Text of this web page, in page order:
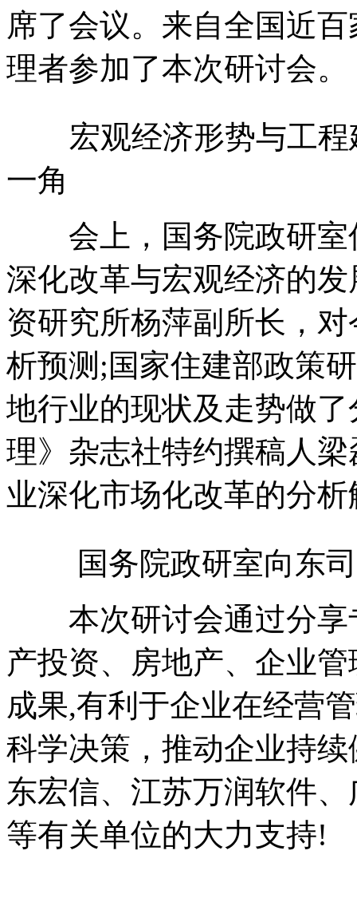
席了会议。来自全国近
理者参加了本次研讨会。
宏观经济形势与工程
一角
会上，国务院政研室
深化改革与宏观经济的
资研究所杨萍副所长，
析预测;国家住建部政策
地行业的现状及走势做
理》杂志社特约撰稿人
业深化市场化改革的分析
国务院政研室向东司
本次研讨会通过分享
产投资、房地产、企业
成果,有利于企业在经营
科学决策，推动企业持
东宏信、江苏万润软件
等有关单